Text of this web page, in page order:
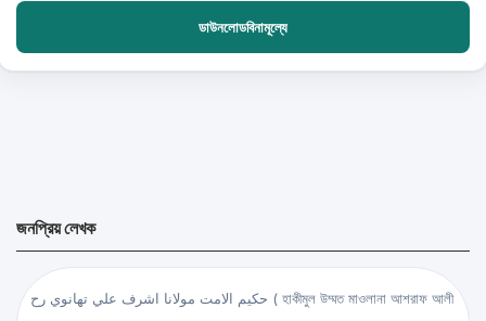
ডাউনলোডবিনামূল্যে
জনপ্রিয় লেখক
حكيم الامت مولانا اشرف علي تهانوي رح ( হাকীমুল উম্মত মাওলানা আশরাফ আলী